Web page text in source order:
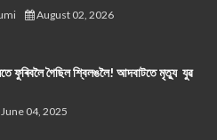
August 02, 2026
ফুৰিবলৈ গৈছিল শ্বিলঙলৈ! আদবাটতে মৃত্যু যুৱ
June 04, 2025